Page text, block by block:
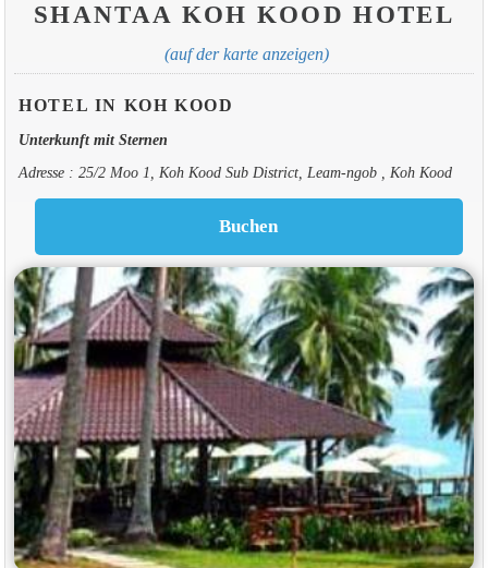
SHANTAA KOH KOOD HOTEL
(auf der karte anzeigen)
HOTEL IN KOH KOOD
Unterkunft mit Sternen
Adresse : 25/2 Moo 1, Koh Kood Sub District, Leam-ngob , Koh Kood